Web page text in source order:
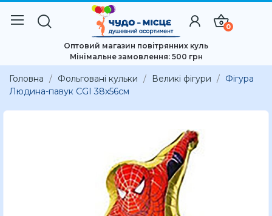
0
Оптовий магазин повітрянних куль
Мінімальне замовлення: 500 грн
Головна Фольговані кульки Великі фігури
Фігура
Людина-павук CGI 38x56см